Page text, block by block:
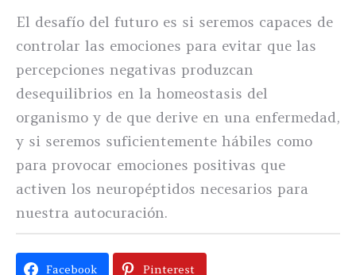
El desafío del futuro es si seremos capaces de
controlar las emociones para evitar que las
percepciones negativas produzcan
desequilibrios en la homeostasis del
organismo y de que derive en una enfermedad,
y si seremos suficientemente hábiles como
para provocar emociones positivas que
activen los neuropéptidos necesarios para
nuestra autocuración.
Facebook Pinterest